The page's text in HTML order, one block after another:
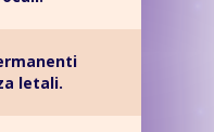
letali.